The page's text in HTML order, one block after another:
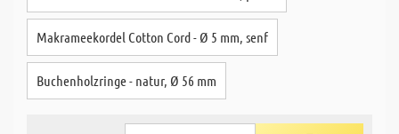
Makrameekordel Cotton Cord - Ø 5 mm, senf
Buchenholzringe - natur, Ø 56 mm